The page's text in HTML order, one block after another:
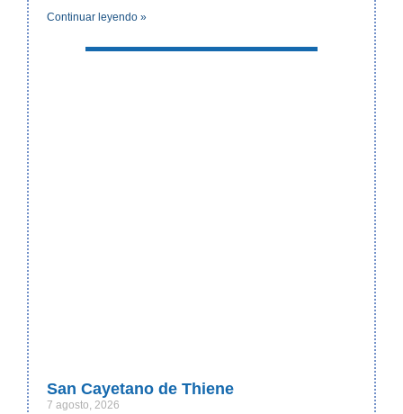
Continuar leyendo »
San Cayetano de Thiene
7 agosto, 2026